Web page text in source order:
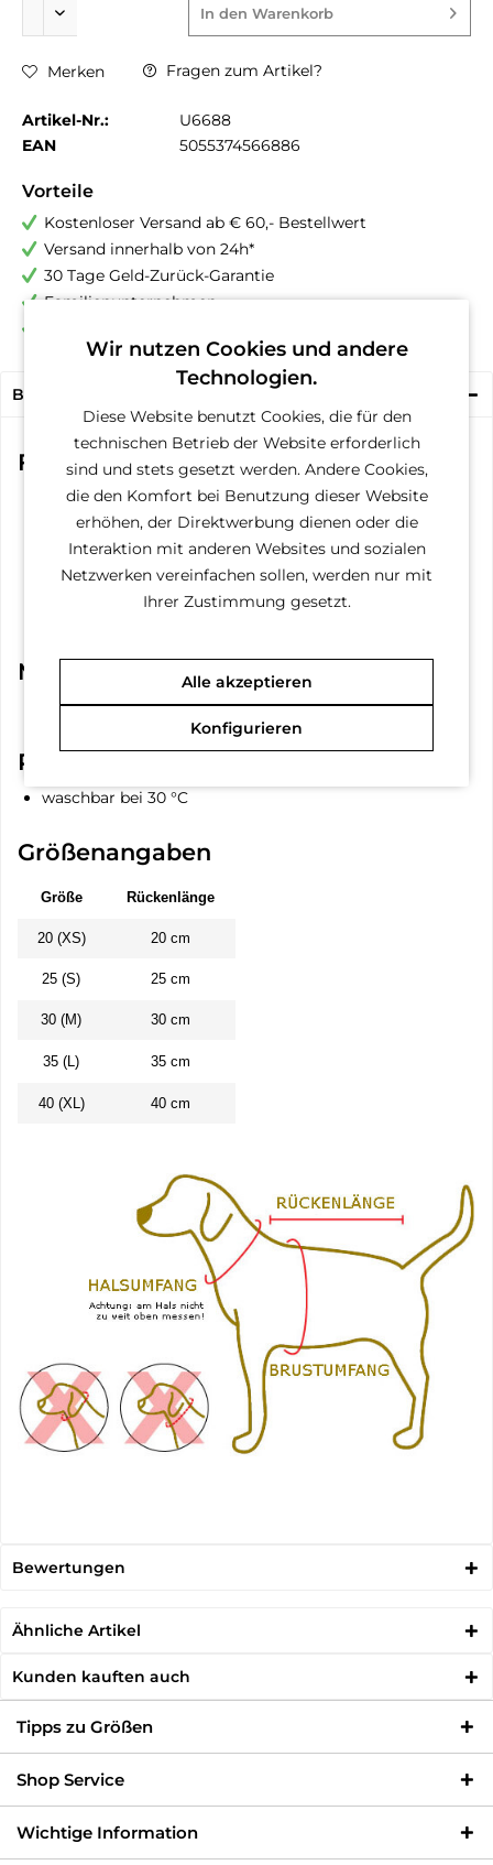
In den Warenkorb
Merken Fragen zum Artikel?
Artikel-Nr.:
U6688
EAN
5055374566886
Vorteile
Kostenloser Versand ab € 60,- Bestellwert
Versand innerhalb von 24h*
30 Tage Geld-Zurück-Garantie
Familienunternehmen
Beschreibung
Funktionen
Öffnung zum Anleinen
Knöpfe beim Bauch
Kordelstopper an der Kapuze, den Ärmeln und hinten
Ärmel an den Vorderbeinen
Kapuze abnehmbar mit Reißverschluss
Reflektionsstreifen
Material
100 % Polyester
Pflegehinweise
waschbar bei 30 °C
Größenangaben
Größe Rückenlänge
20 (XS) 20 cm
25 (S) 25 cm
30 (M) 30 cm
35 (L) 35 cm
40 (XL) 40 cm
Bewertungen
Ähnliche Artikel
Kunden kauften auch
Tipps zu Größen
Shop Service
Wichtige Information
Wir nutzen Cookies und andere
Technologien.
Diese Website benutzt Cookies, die für den
technischen Betrieb der Website erforderlich
sind und stets gesetzt werden. Andere Cookies,
die den Komfort bei Benutzung dieser Website
erhöhen, der Direktwerbung dienen oder die
Interaktion mit anderen Websites und sozialen
Netzwerken vereinfachen sollen, werden nur mit
Ihrer Zustimmung gesetzt.
Alle akzeptieren
Konfigurieren